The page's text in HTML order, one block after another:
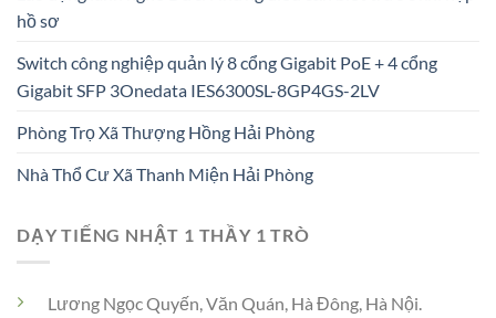
hồ sơ
Switch công nghiệp quản lý 8 cổng Gigabit PoE + 4 cổng
Gigabit SFP 3Onedata IES6300SL-8GP4GS-2LV
Phòng Trọ Xã Thượng Hồng Hải Phòng
Nhà Thổ Cư Xã Thanh Miện Hải Phòng
DẠY TIẾNG NHẬT 1 THẦY 1 TRÒ
Lương Ngọc Quyến, Văn Quán, Hà Đông, Hà Nội.